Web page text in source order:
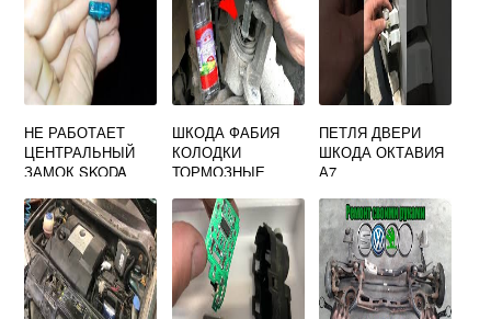
НЕ РАБОТАЕТ
ЦЕНТРАЛЬНЫЙ
ЗАМОК SKODA
ШКОДА ФАБИЯ
КОЛОДКИ
ТОРМОЗНЫЕ
ПЕТЛЯ ДВЕРИ
ШКОДА ОКТАВИЯ
А7